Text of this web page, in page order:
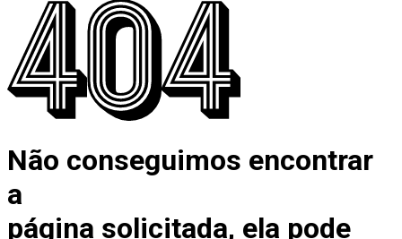
Não conseguimos encontrar
a
página solicitada, ela pode